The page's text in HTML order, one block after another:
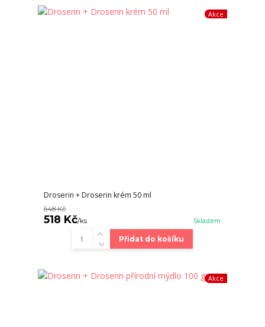
Akce
Droserin + Droserin krém 50 ml
648 Kč
518 Kč/ks Skladem
Přidat do košíku
Akce